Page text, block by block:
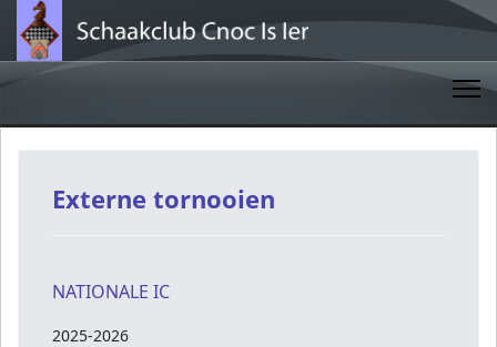
Externe tornooien
NATIONALE IC
2025-2026